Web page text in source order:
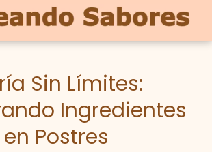
Sin Límites:
Ingredientes
Postres